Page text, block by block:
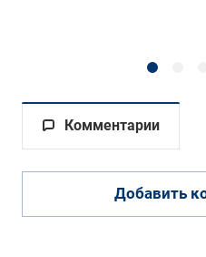
Комментарии
Добавить